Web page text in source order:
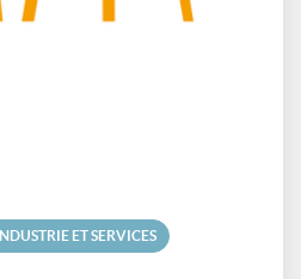
INDUSTRIE ET SERVICES